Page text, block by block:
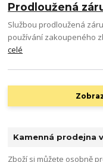
Prodloužená
Službou prodloužená
používání zakoupeného
celé
Kamenná prodejna
Zboží si můžete osobně